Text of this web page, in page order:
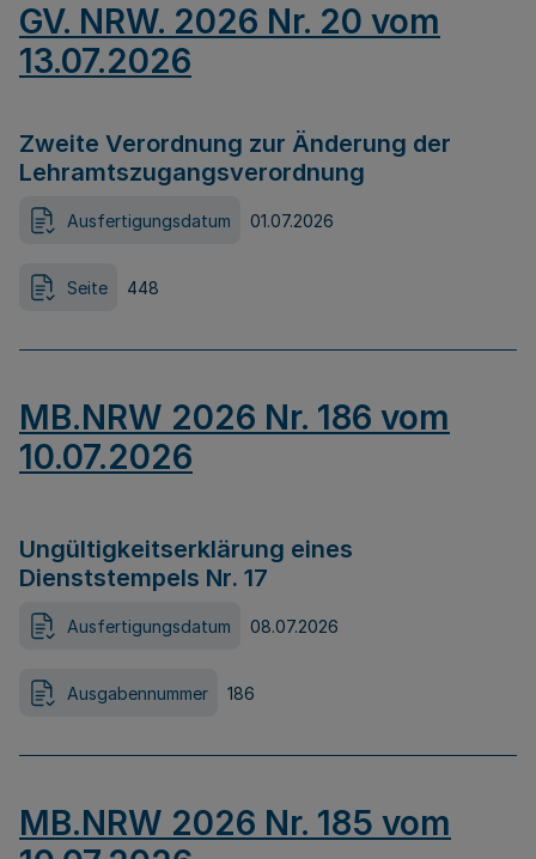
GV. NRW. 2026 Nr. 20 vom
13.07.2026
Zweite Verordnung zur Änderung der
Lehramtszugangsverordnung
Ausfertigungsdatum 01.07.2026
Seite 448
MB.NRW 2026 Nr. 186 vom
10.07.2026
Ungültigkeitserklärung eines
Dienststempels Nr. 17
Ausfertigungsdatum 08.07.2026
Ausgabennummer 186
MB.NRW 2026 Nr. 185 vom